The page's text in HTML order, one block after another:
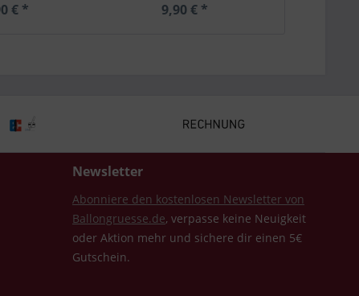
€ * 9,90 € *
Newsletter
Abonniere den kostenlosen Newsletter von
Ballongruesse.de, verpasse keine Neuigkeit
oder Aktion mehr und sichere dir einen 5€
Gutschein.